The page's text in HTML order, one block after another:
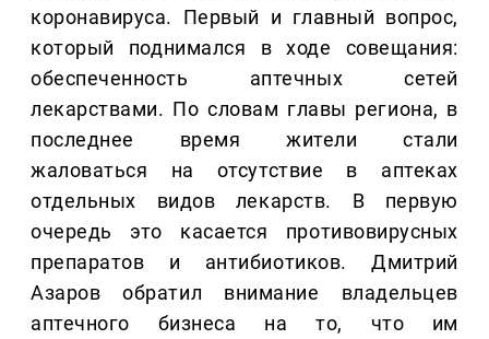
коронавируса. Первый и главный вопрос,
который поднимался в ходе совещания:
обеспеченность аптечных сетей
лекарствами. По словам главы региона, в
последнее время жители стали
жаловаться на отсутствие в аптеках
отдельных видов лекарств. В первую
очередь это касается противовирусных
препаратов и антибиотиков. Дмитрий
Азаров обратил внимание владельцев
аптечного бизнеса на то, что им